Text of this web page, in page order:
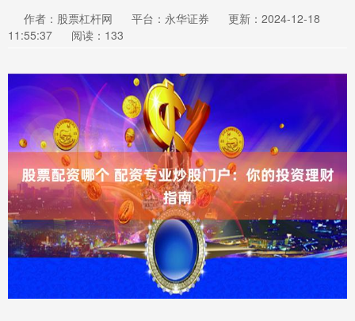
作者：股票杠杆网 平台：永华证券
更新：2024-12-18
11:55:37
阅读：133